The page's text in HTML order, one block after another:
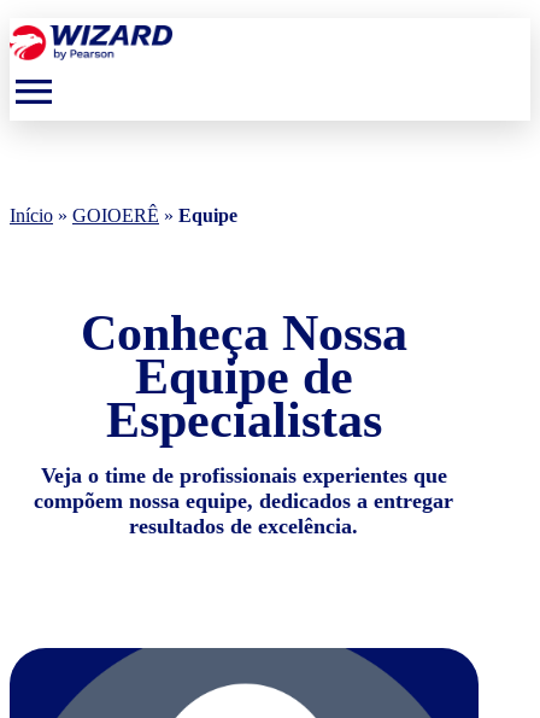
menu
Início » GOIOERÊ » Equipe
Conheça Nossa
Equipe de
Especialistas
Veja o time de profissionais experientes que
compõem nossa equipe, dedicados a entregar
resultados de excelência.